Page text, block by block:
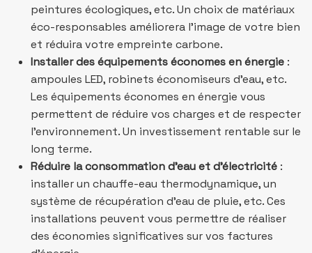
peintures écologiques, etc. Un choix de matériaux
éco-responsables améliorera l’image de votre bien
et réduira votre empreinte carbone.
Installer des équipements économes en énergie :
ampoules LED, robinets économiseurs d’eau, etc.
Les équipements économes en énergie vous
permettent de réduire vos charges et de respecter
l’environnement. Un investissement rentable sur le
long terme.
Réduire la consommation d’eau et d’électricité :
installer un chauffe-eau thermodynamique, un
système de récupération d’eau de pluie, etc. Ces
installations peuvent vous permettre de réaliser
des économies significatives sur vos factures